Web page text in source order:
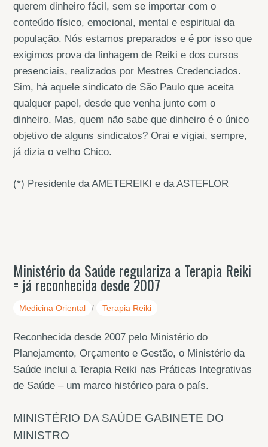
querem dinheiro fácil, sem se importar com o
conteúdo físico, emocional, mental e espiritual da
população. Nós estamos preparados e é por isso que
exigimos prova da linhagem de Reiki e dos cursos
presenciais, realizados por Mestres Credenciados.
Sim, há aquele sindicato de São Paulo que aceita
qualquer papel, desde que venha junto com o
dinheiro. Mas, quem não sabe que dinheiro é o único
objetivo de alguns sindicatos? Orai e vigiai, sempre,
já dizia o velho Chico.
(*) Presidente da AMETEREIKI e da ASTEFLOR
Ministério da Saúde regulariza a Terapia Reiki
= já reconhecida desde 2007
Medicina Oriental / Terapia Reiki
Reconhecida desde 2007 pelo Ministério do
Planejamento, Orçamento e Gestão, o Ministério da
Saúde inclui a Terapia Reiki nas Práticas Integrativas
de Saúde – um marco histórico para o país.
MINISTÉRIO DA SAÚDE GABINETE DO
MINISTRO